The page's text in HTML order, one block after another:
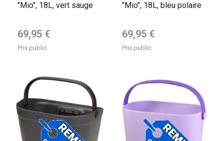
"Mio", 18L, vert sauge
Prix de base
69,95 €
Prix public
"Mio", 18L, bleu polaire
Prix de base
69,95 €
Prix public